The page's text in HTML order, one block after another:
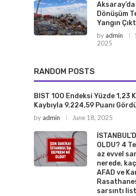
Dönüşüm
Yangın
byadmin
2025
RANDOM POSTS
BIST 100 Endeksi Yüzde 1,23
Kaybıyla 9.224,59 Puanı
byadmin June 18, 2025
OLDU? 4
az evvel
nerede,
AFAD ve
sarsıntı